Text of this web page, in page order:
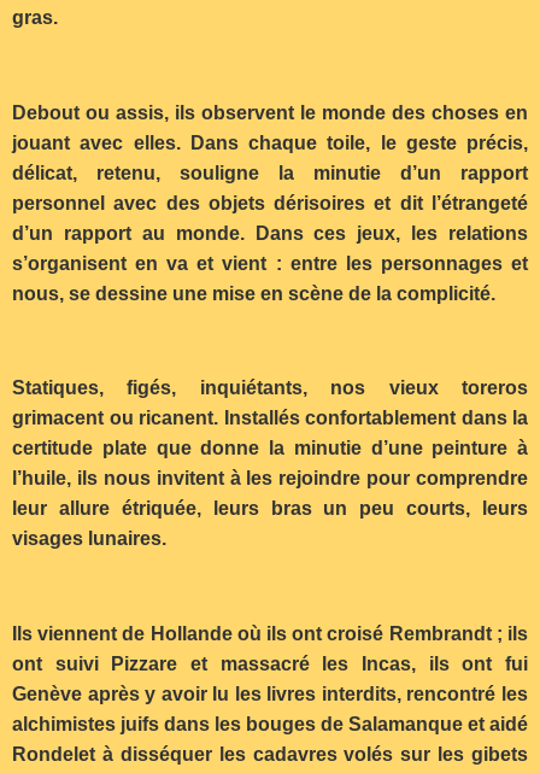
gras.
Debout ou assis, ils observent le monde des choses en
jouant avec elles. Dans chaque toile, le geste précis,
délicat, retenu, souligne la minutie d’un rapport
personnel avec des objets dérisoires et dit l’étrangeté
d’un rapport au monde. Dans ces jeux, les relations
s’organisent en va et vient : entre les personnages et
nous, se dessine une mise en scène de la complicité.
Statiques, figés, inquiétants, nos vieux toreros
grimacent ou ricanent. Installés confortablement dans la
certitude plate que donne la minutie d’une peinture à
l’huile, ils nous invitent à les rejoindre pour comprendre
leur allure étriquée, leurs bras un peu courts, leurs
visages lunaires.
Ils viennent de Hollande où ils ont croisé Rembrandt ; ils
ont suivi Pizzare et massacré les Incas, ils ont fui
Genève après y avoir lu les livres interdits, rencontré les
alchimistes juifs dans les bouges de Salamanque et aidé
Rondelet à disséquer les cadavres volés sur les gibets